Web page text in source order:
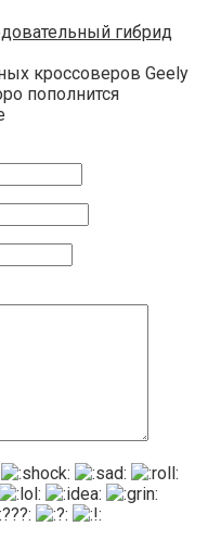
гибрид
кроссоверов Geely
пополнится